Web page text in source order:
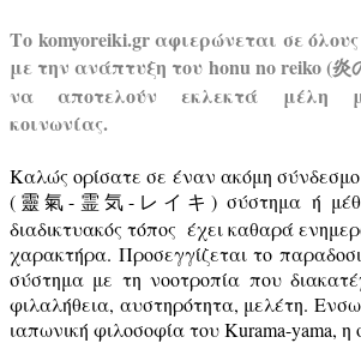
Το komyoreiki.gr αφιερώνεται σε
με την ανάπτυξη του honu no reiko (炎
να αποτελούν εκλεκτά μέλη
κοινωνίας.
Καλώς ορίσατε σε έναν ακόμη σύνδεσμο
(靈氣-霊気-レイキ) σύστημα ή
διαδικτυακός τόπος έχει καθαρά
χαρακτήρα. Προσεγγίζεται το
σύστημα με τη νοοτροπία που
φιλαλήθεια, αυστηρότητα, μελέτη.
ιαπωνική φιλοσοφία του Kurama-yama, η